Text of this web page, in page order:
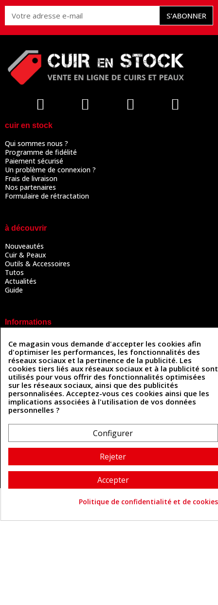
S’ABONNER
cuir en stock
Qui sommes nous ?
Programme de fidélité
Paiement sécurisé
Un problème de connexion ?
Frais de livraison
Nos partenaires
Formulaire de rétractation
à découvrir
Nouveautés
Cuir & Peaux
Outils & Accessoires
Tutos
Actualités
Guide
Informations
Mentions légales
Conditions Générales de Vente
Politique de confidentialité
Politique des cookies
Contactez-nous
Coordonnées
493 Chemin de Catougnac
contact@cuirenstock.com
Cuirenstock © 2026 - Une création Quatrys 💙
Ce magasin vous demande d'accepter les cookies afin
d'optimiser les performances, les fonctionnalités des
réseaux sociaux et la pertinence de la publicité. Les
cookies tiers liés aux réseaux sociaux et à la publicité sont
utilisés pour vous offrir des fonctionnalités optimisées
sur les réseaux sociaux, ainsi que des publicités
personnalisées. Acceptez-vous ces cookies ainsi que les
implications associées à l'utilisation de vos données
personnelles ?
Configurer
Rejeter
Accepter
Politique de confidentialité et de cookies